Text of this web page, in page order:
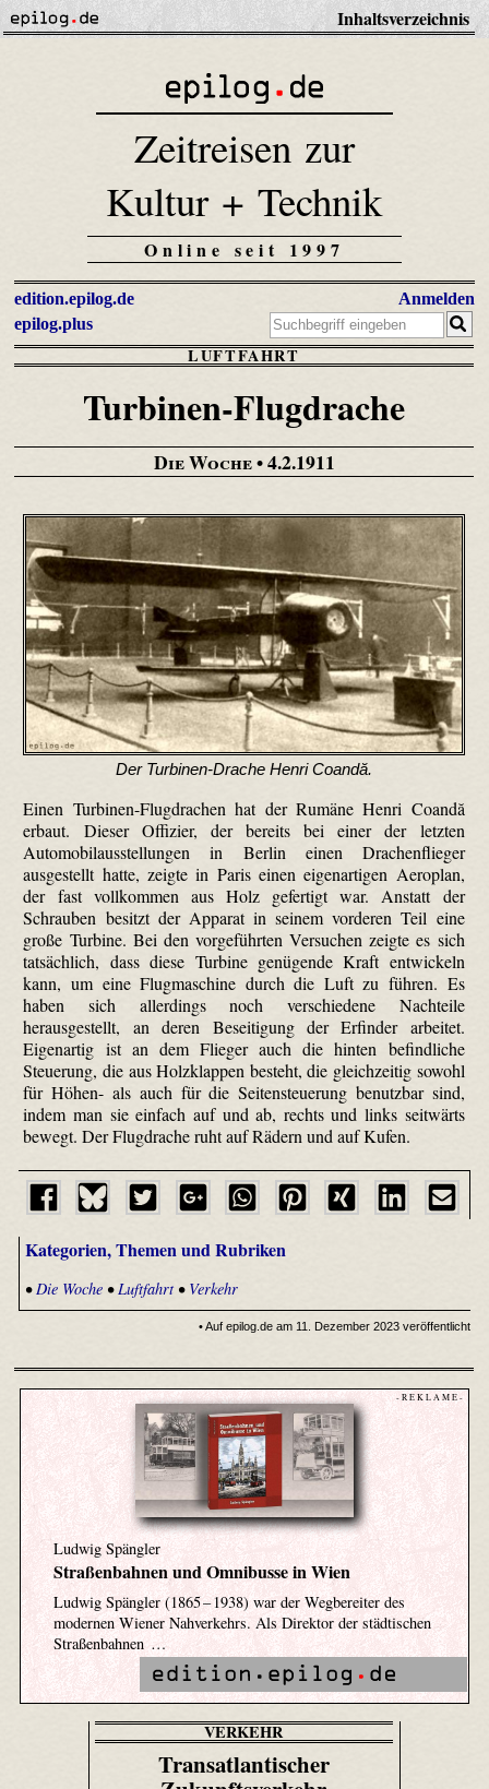
Inhaltsverzeichnis
Zeitreisen zur
Kultur + Technik
Online seit 1997
edition.epilog.de
epilog.plus
Anmelden
LUFTFAHRT
Turbinen-Flugdrache
Die Woche• 4.2.1911
Der Turbinen-Drache Henri Coandă.
Einen Turbinen-Flugdrachen hat der Rumäne Henri Coandă
erbaut. Dieser Offizier, der bereits bei einer der letzten
Automobilausstellungen in Berlin einen Drachenflieger
ausgestellt hatte, zeigte in Paris einen eigenartigen Aeroplan,
der fast vollkommen aus Holz gefertigt war. Anstatt der
Schrauben besitzt der Apparat in seinem vorderen Teil eine
große Turbine. Bei den vorgeführten Versuchen zeigte es sich
tatsächlich, dass diese Turbine genügende Kraft entwickeln
kann, um eine Flugmaschine durch die Luft zu führen. Es
haben sich allerdings noch verschiedene Nachteile
herausgestellt, an deren Beseitigung der Erfinder arbeitet.
Eigenartig ist an dem Flieger auch die hinten befindliche
Steuerung, die aus Holzklappen besteht, die gleichzeitig sowohl
für Höhen- als auch für die Seitensteuerung benutzbar sind,
indem man sie einfach auf und ab, rechts und links seitwärts
bewegt. Der Flugdrache ruht auf Rädern und auf Kufen.
Kategorien, Themen und Rubriken
• Die Woche• Luftfahrt• Verkehr
• Auf epilog.de am 11. Dezember 2023 veröffentlicht
- R E K L A M E -
Ludwig Spängler
Straßenbahnen und Omnibusse in Wien
Ludwig Spängler (1865 – 1938) war der Wegbereiter des
modernen Wiener Nahverkehrs. Als Direktor der städtischen
Straßenbahnen …
VERKEHR
Transatlantischer